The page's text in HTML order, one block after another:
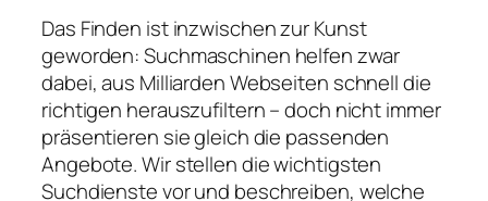
Das Finden ist inzwischen zur Kunst
geworden: Suchmaschinen helfen zwar
dabei, aus Milliarden Webseiten schnell die
richtigen herauszufiltern – doch nicht immer
präsentieren sie gleich die passenden
Angebote. Wir stellen die wichtigsten
Suchdienste vor und beschreiben, welche